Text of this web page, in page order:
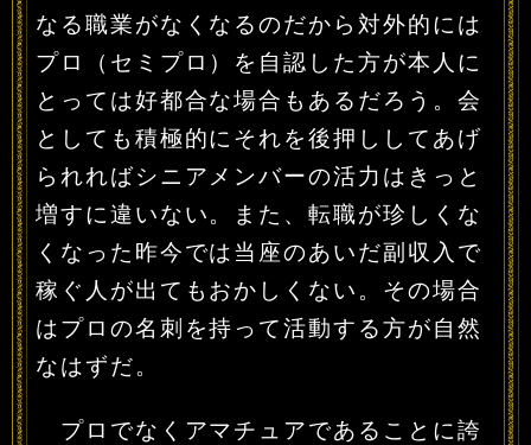
なる職業がなくなるのだから対外的には
プロ（セミプロ）を自認した方が本人に
とっては好都合な場合もあるだろう。会
としても積極的にそれを後押ししてあげ
られればシニアメンバーの活力はきっと
増すに違いない。また、転職が珍しくな
くなった昨今では当座のあいだ副収入で
稼ぐ人が出てもおかしくない。その場合
はプロの名刺を持って活動する方が自然
なはずだ。
プロでなくアマチュアであることに誇